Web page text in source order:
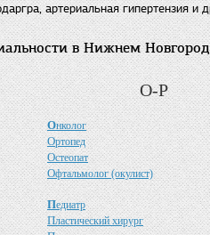
артериальная гипертензия и
в Нижнем
О-Р
Онколог
Ортопед
Остеопат
Офтальмолог (окулист)
Педиатр
Пластический хирург